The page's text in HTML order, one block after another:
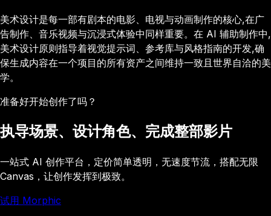
美术设计是每一部有剧本的电影、电视与动画制作的核心,在广
告制作、音乐视频与沉浸式体验中同样重要。在 AI 辅助制作中,
美术设计原则指导着视觉提示词、参考库与风格指南的开发,确
保生成内容在一个项目的所有资产之间维持一致且世界自洽的美
学。
准备好开始创作了吗？
执导场景、设计角色、完成整部影片
一站式 AI 创作平台，定价简单透明，无速度节流，搭配无限
Canvas，让创作发挥到极致。
试用 Morphic